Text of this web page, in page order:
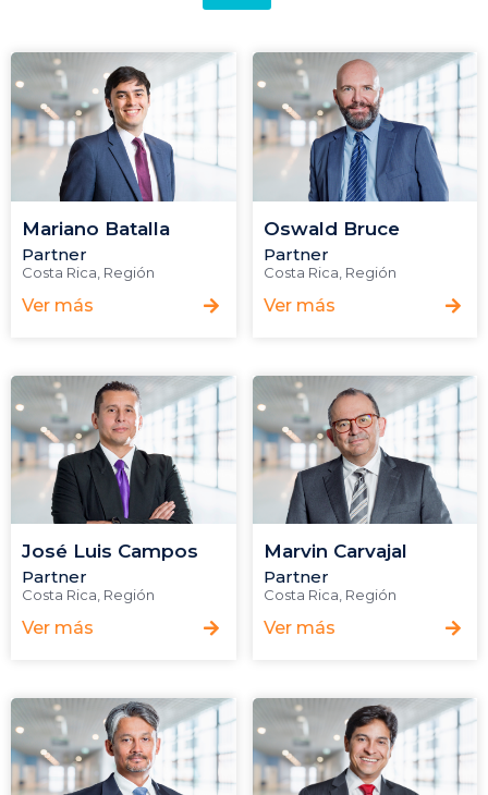
Mariano Batalla
Partner
Costa Rica Región
Ver más
Oswald Bruce
Partner
Costa Rica Región
Ver más
José Luis Campos
Partner
Costa Rica, Región
Ver más
Marvin Carvajal
Partner
Costa Rica, Región
Ver más